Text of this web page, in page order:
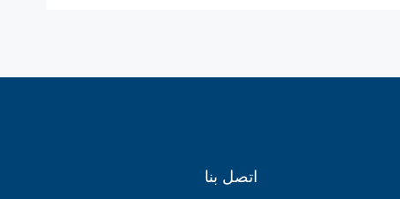
اتصل بنا